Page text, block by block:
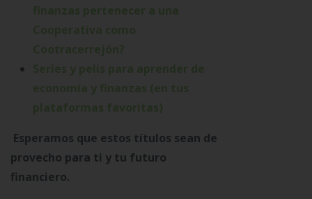
Esperamos que estos títulos sean de
provecho para ti y tu futuro
financiero.